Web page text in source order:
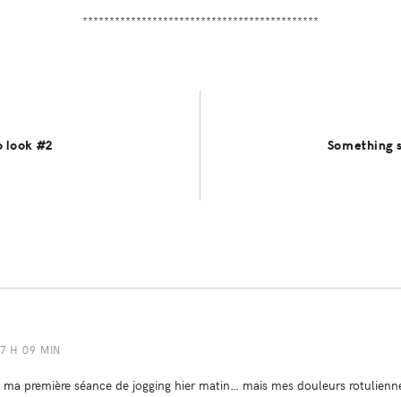
********************************************
look #2 Something
H 09 MIN
première séance de jogging hier matin… mais mes douleurs